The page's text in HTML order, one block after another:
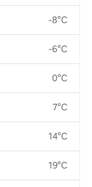
-8°C
-6°C
0°C
7°C
14°C
19°C